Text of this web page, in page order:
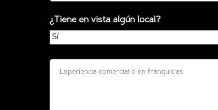
¿Tiene en vista algún local?